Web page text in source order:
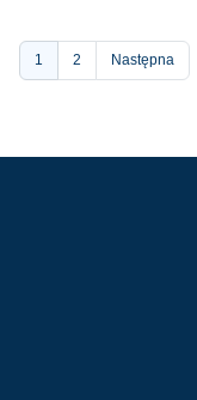
Stronicowanie
Bieżąca
strona
1 Strona
2 Następna